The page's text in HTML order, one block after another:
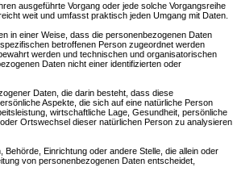
ausgeführte Vorgang oder jede solche Vorgangsreihe
weit und umfasst praktisch jeden Umgang mit Daten.
in einer Weise, dass die personenbezogenen Daten
betroffenen Person zugeordnet werden
werden und technischen und organisatorischen
Daten nicht einer identifizierten oder
Daten, die darin besteht, dass diese
Aspekte, die sich auf eine natürliche Person
wirtschaftliche Lage, Gesundheit, persönliche
Ortswechsel dieser natürlichen Person zu analysieren
Einrichtung oder andere Stelle, die allein oder
von personenbezogenen Daten entscheidet,